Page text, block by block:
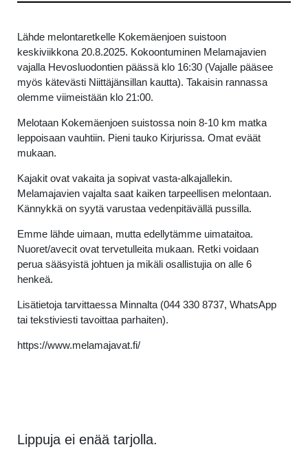
Lähde melontaretkelle Kokemäenjoen suistoon
keskiviikkona 20.8.2025. Kokoontuminen Melamajavien
vajalla Hevosluodontien päässä klo 16:30 (Vajalle pääsee
myös kätevästi Niittäjänsillan kautta). Takaisin rannassa
olemme viimeistään klo 21:00.
Melotaan Kokemäenjoen suistossa noin 8-10 km matka
leppoisaan vauhtiin. Pieni tauko Kirjurissa. Omat eväät
mukaan.
Kajakit ovat vakaita ja sopivat vasta-alkajallekin.
Melamajavien vajalta saat kaiken tarpeellisen melontaan.
Kännykkä on syytä varustaa vedenpitävällä pussilla.
Emme lähde uimaan, mutta edellytämme uimataitoa.
Nuoret/avecit ovat tervetulleita mukaan. Retki voidaan
perua sääsyistä johtuen ja mikäli osallistujia on alle 6
henkeä.
Lisätietoja tarvittaessa Minnalta (044 330 8737, WhatsApp
tai tekstiviesti tavoittaa parhaiten).
https://www.melamajavat.fi/
Lippuja ei enää tarjolla.